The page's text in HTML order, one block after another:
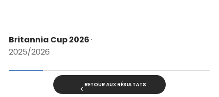
Britannia Cup 2026·
2025/2026
RETOUR AUX RÉSULTATS